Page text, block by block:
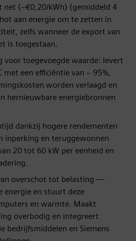
net (~€0,20/kWh) (gemiddeld 4
aan energie om te zetten in
zelfs wanneer de export van
is toegestaan.
toegevoegde waarde: levert
met een efficiëntie van ~ 95%,
worden verlaagd en
hernieuwbare energiebronnen
dankzij hogere rendementen
inperking en teruggewonnen
20 tot 60 kW per eenheid en
overschot tot belasting —
energie en stuurt deze
en warmte. Maakt
overbodig en integreert
bedrijfsmiddelen en Siemens